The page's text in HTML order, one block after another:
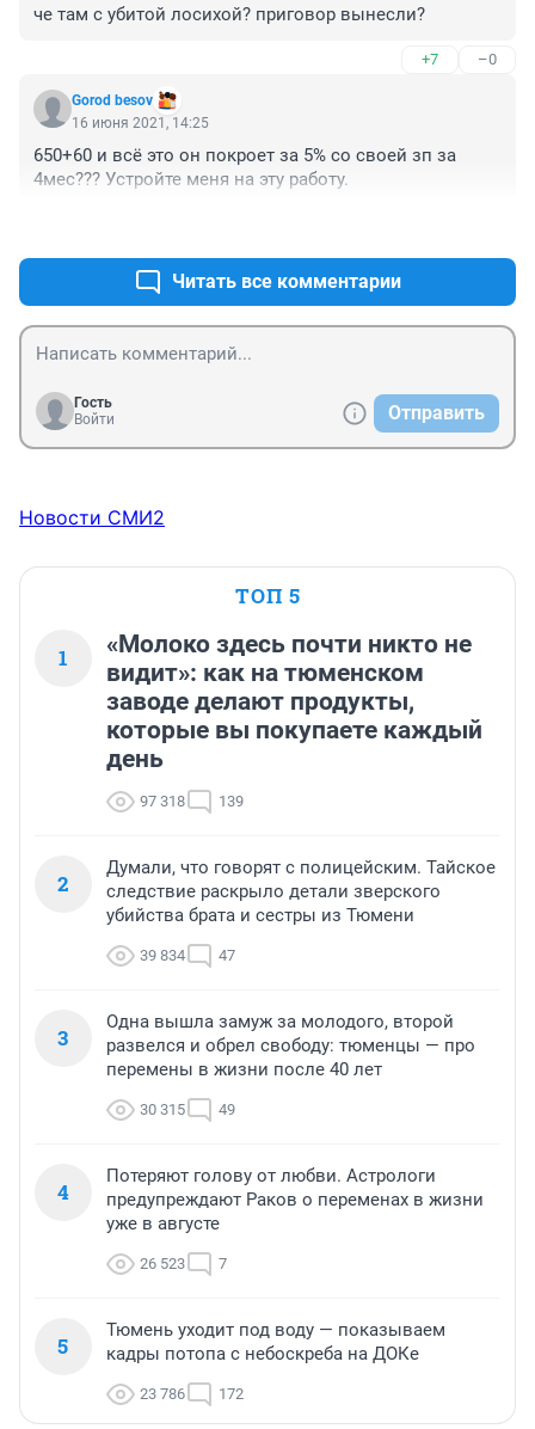
че там с убитой лосихой? приговор вынесли?
+7 –0
Gorod besov
16 июня 2021, 14:25
650+60 и всё это он покроет за 5% со своей зп за
4мес??? Устройте меня на эту работу.
Читать все комментарии
Гость
Войти
Отправить
Новости СМИ2
ТОП 5
1
«Молоко здесь почти никто не
видит»: как на тюменском
заводе делают продукты,
которые вы покупаете каждый
день
97 318 139
2
Думали, что говорят с полицейским. Тайское
следствие раскрыло детали зверского
убийства брата и сестры из Тюмени
39 834 47
3
Одна вышла замуж за молодого, второй
развелся и обрел свободу: тюменцы — про
перемены в жизни после 40 лет
30 315 49
4
Потеряют голову от любви. Астрологи
предупреждают Раков о переменах в жизни
уже в августе
26 523 7
5
Тюмень уходит под воду — показываем
кадры потопа с небоскреба на ДОКе
23 786 172